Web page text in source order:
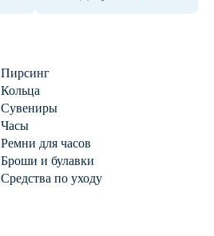
Пирсинг
Кольца
Сувениры
Часы
Ремни для часов
Броши и булавки
Средства по уходу